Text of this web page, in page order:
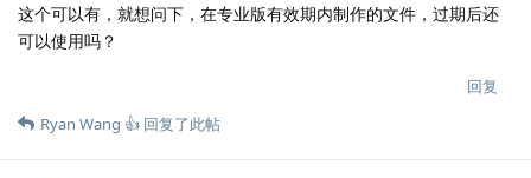
这个可以有，就想问下，在专业版有效期内制作的文件，过期后还
可以使用吗？
回复
Ryan Wang 👍 回复了此帖